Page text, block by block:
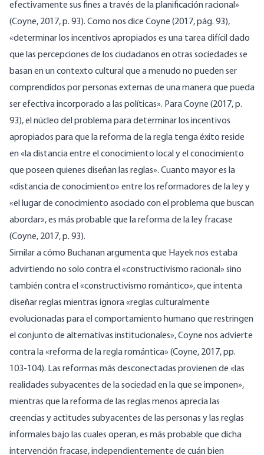
efectivamente sus fines a través de la planificación racional»
(Coyne, 2017, p. 93). Como nos dice Coyne (2017, pág. 93),
«determinar los incentivos apropiados es una tarea difícil dado
que las percepciones de los ciudadanos en otras sociedades se
basan en un contexto cultural que a menudo no pueden ser
comprendidos por personas externas de una manera que pueda
ser efectiva incorporado a las políticas». Para Coyne (2017, p.
93), el núcleo del problema para determinar los incentivos
apropiados para que la reforma de la regla tenga éxito reside
en «la distancia entre el conocimiento local y el conocimiento
que poseen quienes diseñan las reglas». Cuanto mayor es la
«distancia de conocimiento» entre los reformadores de la ley y
«el lugar de conocimiento asociado con el problema que buscan
abordar», es más probable que la reforma de la ley fracase
(Coyne, 2017, p. 93).
Similar a cómo Buchanan argumenta que Hayek nos estaba
advirtiendo no solo contra el «constructivismo racional» sino
también contra el «constructivismo romántico», que intenta
diseñar reglas mientras ignora «reglas culturalmente
evolucionadas para el comportamiento humano que restringen
el conjunto de alternativas institucionales», Coyne nos advierte
contra la «reforma de la regla romántica» (Coyne, 2017, pp.
103-104). Las reformas más desconectadas provienen de «las
realidades subyacentes de la sociedad en la que se imponen»,
mientras que la reforma de las reglas menos aprecia las
creencias y actitudes subyacentes de las personas y las reglas
informales bajo las cuales operan, es más probable que dicha
intervención fracase, independientemente de cuán bien